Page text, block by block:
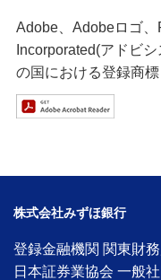
Adobe、Adobeロゴ
Incorporated(アドビ
の国における登録商標
株式会社みずほ銀行
登録金融機関 関東財
日本証券業協会 一般